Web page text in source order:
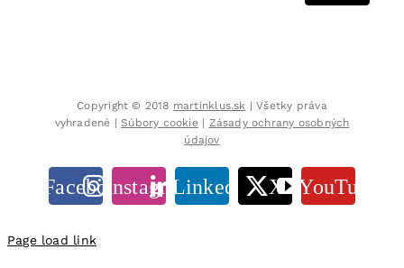
Copyright © 2018 martinklus.sk | Všetky práva
vyhradené |Súbory cookie| Zásady ochrany osobných
údajov
FacebookInstagramLinkedIn X YouTube
Page load link